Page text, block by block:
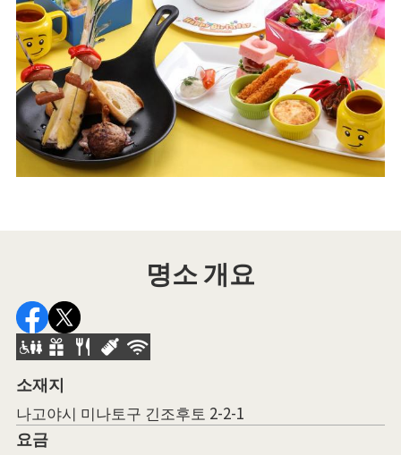
명소 개요
소재지
나고야시 미나토구 긴조후토 2-2-1
요금